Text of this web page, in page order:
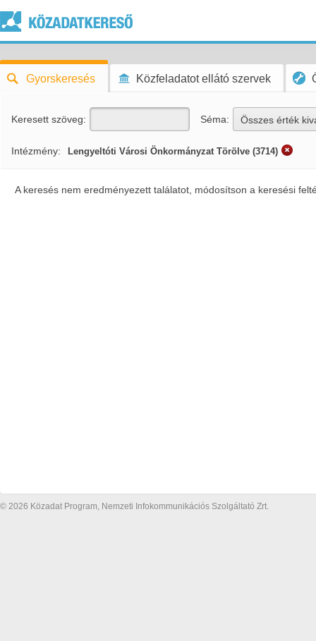
Gyorskeresés Közfeladatot ellátó szervek
Keresett szöveg: Séma: Összes érték
Intézmény: Lengyeltóti Városi Önkormányzat Törölve (3714)
A keresés nem eredményezett találatot, módosítson a keresési
© 2026 Közadat Program, Nemzeti Infokommunikációs Szolgáltató Zrt.